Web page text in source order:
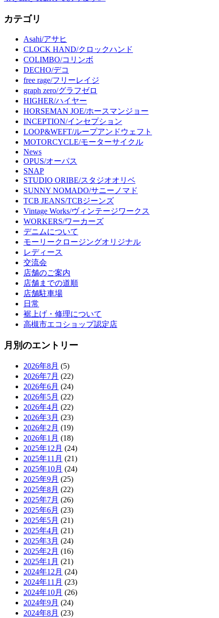
カテゴリ
Asahi/アサヒ
CLOCK HAND/クロックハンド
COLIMBO/コリンボ
DECHO/デコ
free rage/フリーレイジ
graph zero/グラフゼロ
HIGHER/ハイヤー
HORSEMAN JOE/ホースマンジョー
INCEPTION/インセプション
LOOP&WEFT/ループアンドウェフト
MOTORCYCLE/モーターサイクル
News
OPUS/オーパス
SNAP
STUDIO ORIBE/スタジオオリベ
SUNNY NOMADO/サニーノマド
TCB JEANS/TCBジーンズ
Vintage Works/ヴィンテージワークス
WORKERS/ワーカーズ
デニムについて
モーリークロージングオリジナル
レディース
交流会
店舗のご案内
店舗までの道順
店舗駐車場
日常
裾上げ・修理について
高槻市エコショップ認定店
月別のエントリー
2026年8月 (5)
2026年7月 (22)
2026年6月 (24)
2026年5月 (22)
2026年4月 (22)
2026年3月 (23)
2026年2月 (19)
2026年1月 (18)
2025年12月 (24)
2025年11月 (21)
2025年10月 (24)
2025年9月 (25)
2025年8月 (22)
2025年7月 (26)
2025年6月 (23)
2025年5月 (21)
2025年4月 (21)
2025年3月 (24)
2025年2月 (16)
2025年1月 (21)
2024年12月 (24)
2024年11月 (23)
2024年10月 (26)
2024年9月 (24)
2024年8月 (23)